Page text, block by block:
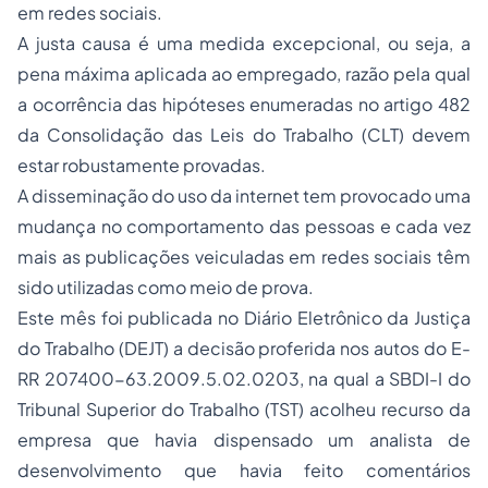
em redes sociais.
A justa causa é uma medida excepcional, ou seja, a
pena máxima aplicada ao empregado, razão pela qual
a ocorrência das hipóteses enumeradas no artigo 482
da Consolidação das Leis do Trabalho (CLT) devem
estar robustamente provadas.
A disseminação do uso da internet tem provocado uma
mudança no comportamento das pessoas e cada vez
mais as publicações veiculadas em redes sociais têm
sido utilizadas como meio de prova.
Este mês foi publicada no Diário Eletrônico da Justiça
do Trabalho (DEJT) a decisão proferida nos autos do E-
RR 207400-63.2009.5.02.0203, na qual a SBDI-I do
Tribunal Superior do Trabalho (TST) acolheu recurso da
empresa que havia dispensado um analista de
desenvolvimento que havia feito comentários